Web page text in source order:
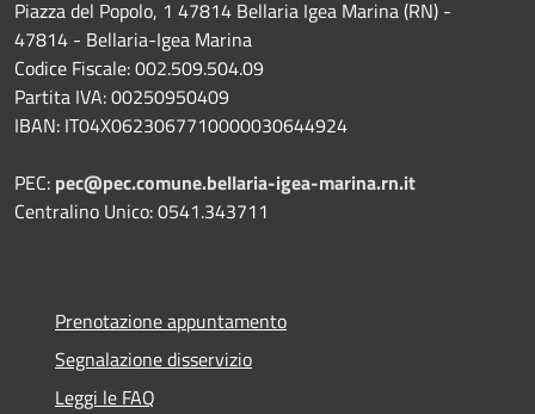
Piazza del Popolo, 1 47814 Bellaria Igea Marina (RN) -
47814 - Bellaria-Igea Marina
Codice Fiscale: 002.509.504.09
Partita IVA: 00250950409
IBAN: IT04X0623067710000030644924
PEC: pec@pec.comune.bellaria-igea-marina.rn.it
Centralino Unico: 0541.343711
Prenotazione appuntamento
Segnalazione disservizio
Leggi le FAQ